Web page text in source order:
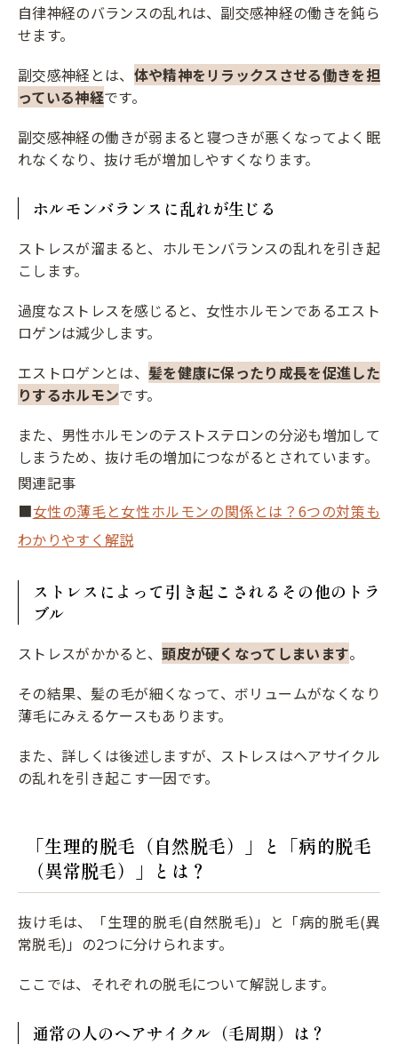
自律神経のバランスの乱れは、副交感神経の働きを鈍ら
せます。
副交感神経とは、 体や精神をリラックスさせる働きを担
っている神経です。
副交感神経の働きが弱まると寝つきが悪くなってよく眠
れなくなり、抜け毛が増加しやすくなります。
ホルモンバランスに乱れが生じる
ストレスが溜まると、ホルモンバランスの乱れを引き起
こします。
過度なストレスを感じると、女性ホルモンであるエスト
ロゲンは減少します。
エストロゲンとは、 髪を健康に保ったり成長を促進した
りするホルモンです。
また、男性ホルモンのテストステロンの分泌も増加して
しまうため、抜け毛の増加につながるとされています。
関連記事
■女性の薄毛と女性ホルモンの関係とは？6つの対策も
わかりやすく解説
ストレスによって引き起こされるその他のトラ
ブル
ストレスがかかると、頭皮が硬くなってしまいます。
その結果、髪の毛が細くなって、ボリュームがなくなり
薄毛にみえるケースもあります。
また、詳しくは後述しますが、ストレスはヘアサイクル
の乱れを引き起こす一因です。
「生理的脱毛（自然脱毛）」と「病的脱毛
（異常脱毛）」とは？
抜け毛は、「生理的脱毛(自然脱毛)」と「病的脱毛(異
常脱毛)」の2つに分けられます。
ここでは、それぞれの脱毛について解説します。
通常の人のヘアサイクル（毛周期）は？